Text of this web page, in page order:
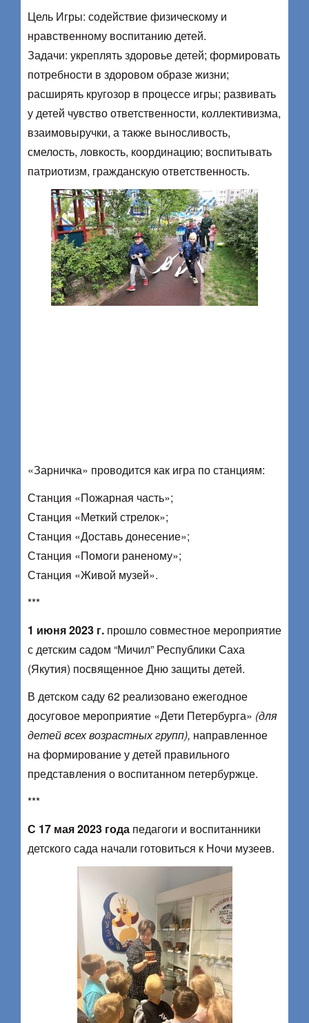
Цель Игры: содействие физическому и
нравственному воспитанию детей.
Задачи: укреплять здоровье детей; формировать
потребности в здоровом образе жизни;
расширять кругозор в процессе игры; развивать
у детей чувство ответственности, коллективизма,
взаимовыручки, а также выносливость,
смелость, ловкость, координацию; воспитывать
патриотизм, гражданскую ответственность.
«Зарничка» проводится как игра по станциям:
Станция «Пожарная часть»;
Станция «Меткий стрелок»;
Станция «Доставь донесение»;
Станция «Помоги раненому»;
Станция «Живой музей».
***
1 июня 2023 г. прошло совместное мероприятие
с детским садом “Мичил” Республики Саха
(Якутия) посвященное Дню защиты детей.
В детском саду 62 реализовано ежегодное
досуговое мероприятие «Дети Петербурга» (для
детей всех возрастных групп), направленное
на формирование у детей правильного
представления о воспитанном петербуржце.
***
С 17 мая 2023 года педагоги и воспитанники
детского сада начали готовиться к Ночи музеев.